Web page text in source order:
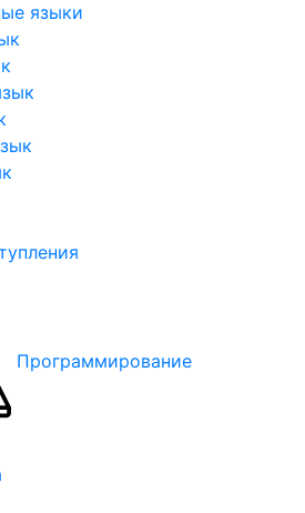
языки
Программирование